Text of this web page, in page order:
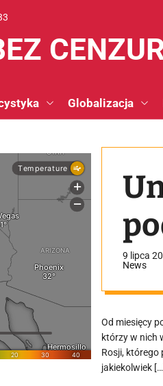
Globalizacja
9 lipca
News
Od miesięcy
którzy w nich
Rosji, którego
jakiekolwiek